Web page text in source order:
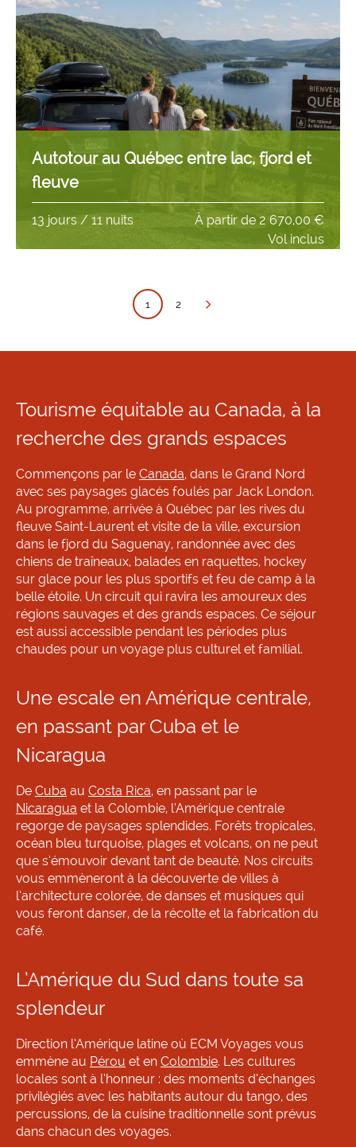
Autotour au Québec entre lac, fjord et
fleuve
13 jours / 11 nuits
Vol inclus
À partir de 2 670,00 €
1 2
Tourisme équitable au Canada, à la
recherche des grands espaces
Commençons par le Canada, dans le Grand Nord
avec ses paysages glacés foulés par Jack London.
Au programme, arrivée à Québec par les rives du
fleuve Saint-Laurent et visite de la ville, excursion
dans le fjord du Saguenay, randonnée avec des
chiens de traîneaux, balades en raquettes, hockey
sur glace pour les plus sportifs et feu de camp à la
belle étoile. Un circuit qui ravira les amoureux des
régions sauvages et des grands espaces. Ce séjour
est aussi accessible pendant les périodes plus
chaudes pour un voyage plus culturel et familial.
Une escale en Amérique centrale,
en passant par Cuba et le
Nicaragua
De Cuba au Costa Rica, en passant par le
Nicaragua et la Colombie, l’Amérique centrale
regorge de paysages splendides. Forêts tropicales,
océan bleu turquoise, plages et volcans, on ne peut
que s’émouvoir devant tant de beauté. Nos circuits
vous emmèneront à la découverte de villes à
l’architecture colorée, de danses et musiques qui
vous feront danser, de la récolte et la fabrication du
café.
L’Amérique du Sud dans toute sa
splendeur
Direction l’Amérique latine où ECM Voyages vous
emmène au Pérou et en Colombie. Les cultures
locales sont à l’honneur : des moments d’échanges
privilégiés avec les habitants autour du tango, des
percussions, de la cuisine traditionnelle sont prévus
dans chacun des voyages.